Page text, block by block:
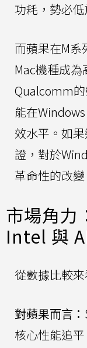
功耗，勢必
而蘋果在M
Mac機種成
Qualcomm
能在
效水平。如
證，對於
革命性的改變
市場角力
Intel 與
從數據比較來
對蘋果而言：
核心性能追